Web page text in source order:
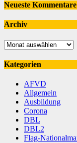
Neueste Kommentare
Archiv
Archiv
Kategorien
AFVD
Allgemein
Ausbildung
Corona
DBL
DBL2
Flag-